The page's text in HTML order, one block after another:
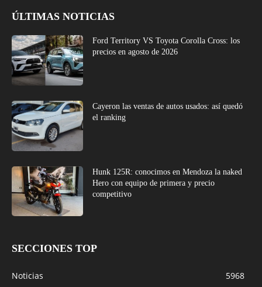
ÚLTIMAS NOTICIAS
Ford Territory VS Toyota Corolla Cross: los
precios en agosto de 2026
Cayeron las ventas de autos usados: así quedó
el ranking
Hunk 125R: conocimos en Mendoza la naked
Hero con equipo de primera y precio
competitivo
SECCIONES TOP
Noticias
5968